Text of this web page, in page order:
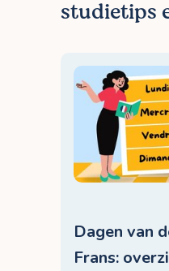
studietips
Dagen van
Frans: